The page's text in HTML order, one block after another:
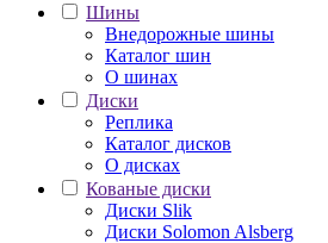
Шины
Внедорожные шины
Каталог шин
О шинах
Диски
Реплика
Каталог дисков
О дисках
Кованые диски
Диски Slik
Диски Solomon Alsberg